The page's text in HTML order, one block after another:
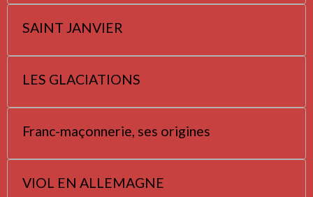
SAINT JANVIER
LES GLACIATIONS
Franc-maçonnerie, ses origines
VIOL EN ALLEMAGNE